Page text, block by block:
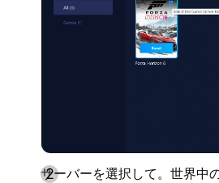
サーバーを選択して。世界中